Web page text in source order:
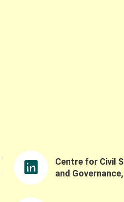
Centre for Civil
and